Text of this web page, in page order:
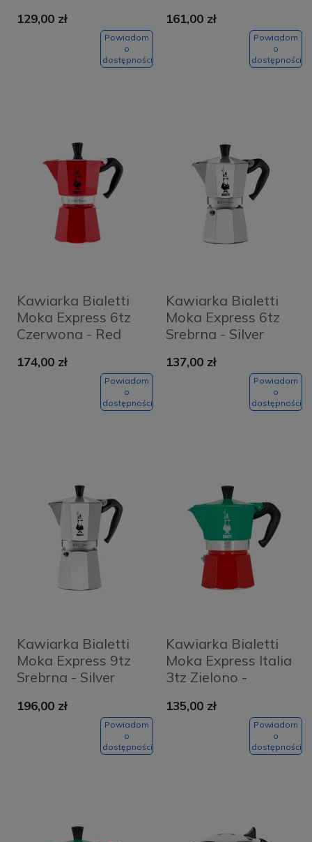
129,00 zł
Powiadom
o
dostępności
161,00 zł
Powiadom
o
dostępności
Kawiarka Bialetti
Moka Express 6tz
Czerwona - Red
174,00 zł
Powiadom
o
dostępności
Kawiarka Bialetti
Moka Express 6tz
Srebrna - Silver
137,00 zł
Powiadom
o
dostępności
Kawiarka Bialetti
Moka Express 9tz
Srebrna - Silver
196,00 zł
Powiadom
o
dostępności
Kawiarka Bialetti
Moka Express Italia
3tz Zielono -
and red
135,00 zł
Powiadom
o
dostępności